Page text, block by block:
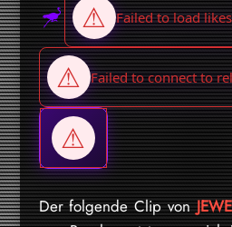
Der folgende Clip von